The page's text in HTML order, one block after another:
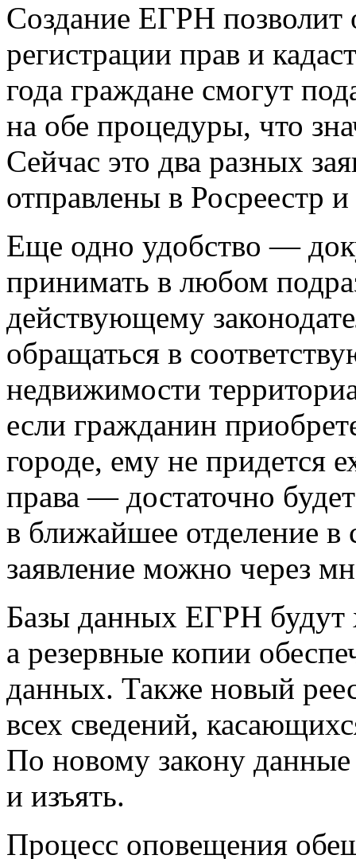
Создание ЕГРН позволит
регистрации прав и
года граждане смогут
на обе процедуры, что
Сейчас это два разных
отправлены в Росреестр
Еще одно удобство —
принимать в любом
действующему
обращаться в
недвижимости
если гражданин
городе, ему не придется
права — достаточно
в ближайшее отделение в
заявление можно через
Базы данных ЕГРН будут
а резервные копии
данных. Также новый
всех сведений,
По новому закону данные
и изъять.
Процесс оповещения